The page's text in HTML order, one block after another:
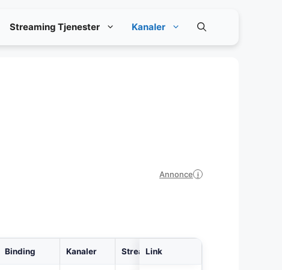
Streaming Tjenester Kanaler
Annonce i
Binding Kanaler Streaming
Link